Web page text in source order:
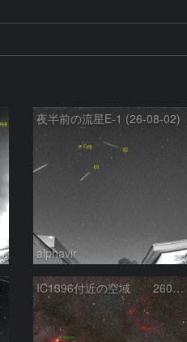
夜半前の流星E-1 (26-08-02)
alphavir
IC1396付近の空域 260720